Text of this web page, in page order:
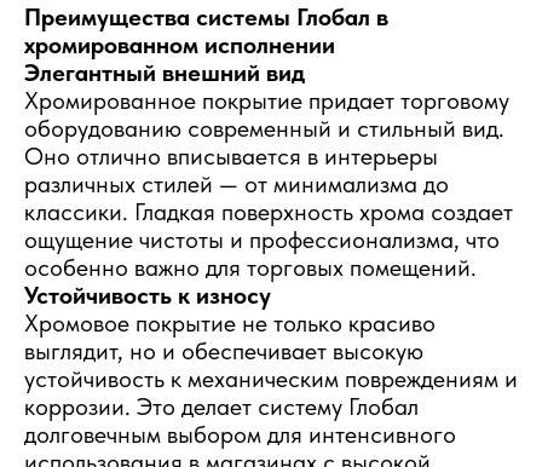
Преимущества системы Глобал в
хромированном исполнении
Элегантный внешний вид
Хромированное покрытие придает торговому
оборудованию современный и стильный вид.
Оно отлично вписывается в интерьеры
различных стилей — от минимализма до
классики. Гладкая поверхность хрома создает
ощущение чистоты и профессионализма, что
особенно важно для торговых помещений.
Устойчивость к износу
Хромовое покрытие не только красиво
выглядит, но и обеспечивает высокую
устойчивость к механическим повреждениям и
коррозии. Это делает систему Глобал
долговечным выбором для интенсивного